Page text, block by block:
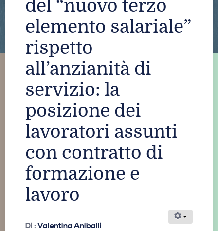
del “nuovo terzo
elemento salariale”
rispetto
all’anzianità di
servizio: la
posizione dei
lavoratori assunti
con contratto di
formazione e
lavoro
Di : Valentina Aniballi